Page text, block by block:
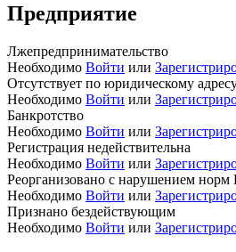
Предприятие
Лжепредпринимательство
Необходимо Войти или
Отсутствует по юридическому
Необходимо Войти или
Банкротство
Необходимо Войти или
Регистрация недействительна
Необходимо Войти или
Реорганизовано с нарушением норм
Необходимо Войти или
Признано бездействующим
Необходимо Войти или